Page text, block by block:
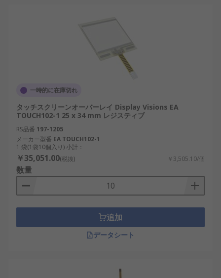
タッチスクリーンセンサの
タッチスクリーンセンサは、モバイル技術、ゲー
、PoSシステム、産業用のその他の用途
タッチスクリーンセンサの
種類
抵抗膜タッチスクリーンセンサは、2層の素材を使
用して画面の抵抗変化を測定し、電子信号に変換し
ます。これらは、産業用モニタモニタと一緒に使用
されます。たとえば、手袋をしたたま操作できま
す。
静電容量方式タッチスクリーンセンサは、導電性素
材で覆われたガラスで構成されています。タッチす
ると、画面の静電場が分散し、入力として解釈され
一時的に在庫切れ
タッチスクリーンオーバーレイ Display Visions EA
TOUCH102-1 25 x 34 mm レジスティブ
RS品番 197-1205
メーカー型番 EA TOUCH102-1
1 袋(1袋10個入り) 小計：
￥35,051.00(税抜) ￥3,505.10/個
数量
追加
データシート